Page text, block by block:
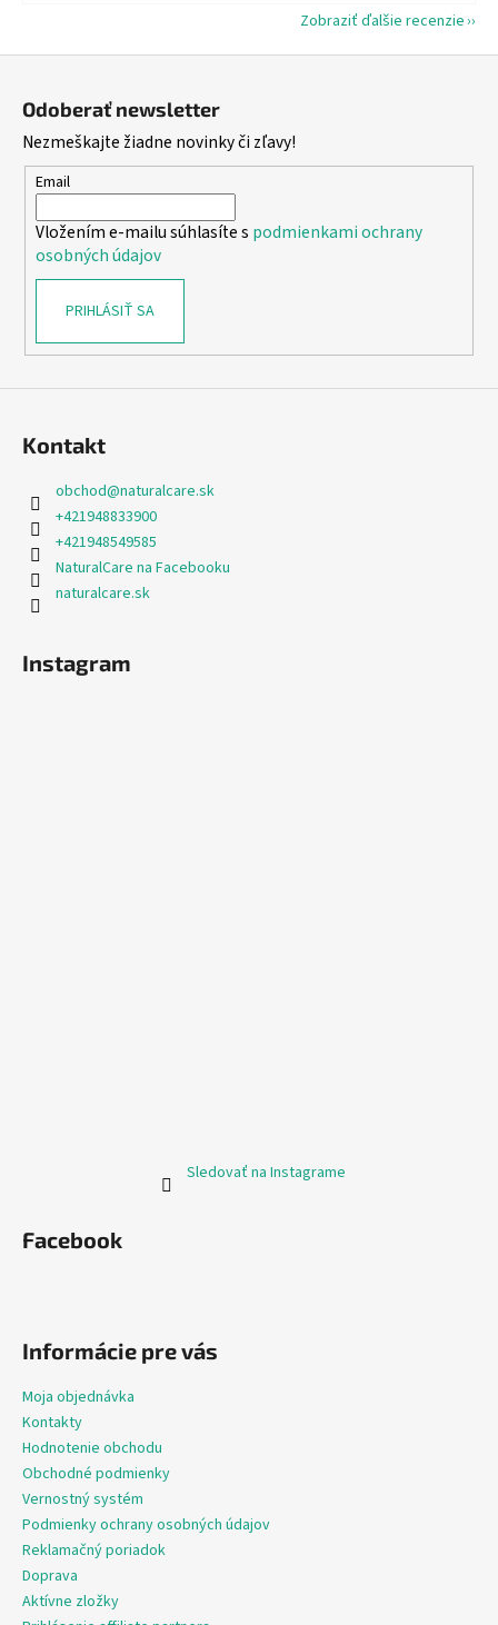
Zobraziť ďalšie recenzie
Odoberať newsletter
Nezmeškajte žiadne novinky či zľavy!
Email
Vložením e-mailu súhlasíte s podmienkami ochrany
osobných údajov
PRIHLÁSIŤ SA
Kontakt
obchod@naturalcare.sk
+421948833900
+421948549585
NaturalCare na Facebooku
naturalcare.sk
Instagram
Sledovať na Instagrame
Facebook
Informácie pre vás
Moja objednávka
Kontakty
Hodnotenie obchodu
Obchodné podmienky
Vernostný systém
Podmienky ochrany osobných údajov
Reklamačný poriadok
Doprava
Aktívne zložky